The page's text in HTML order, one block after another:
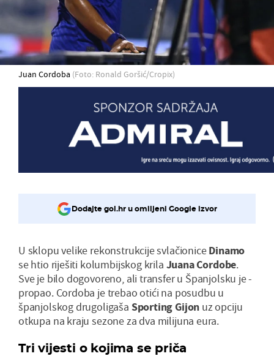
Juan Cordoba (Foto: Ronald Goršić/Cropix)
Dodajte gol.hr u omiljeni Google izvor
U sklopu velike rekonstrukcije svlačioniceDinamo
se htio riješiti kolumbijskog krila Juana Cordobe.
Sve je bilo dogovoreno, ali transfer u Španjolsku je -
propao. Cordoba je trebao otići na posudbu u
španjolskog drugoligaša Sporting Gijon uz opciju
otkupa na kraju sezone za dva milijuna eura.
Tri vijesti o kojima se priča